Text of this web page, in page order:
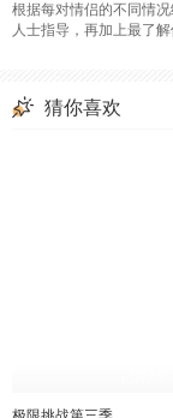
根据每对情侣的不同情
人士指导，再加上最了
猜你喜欢